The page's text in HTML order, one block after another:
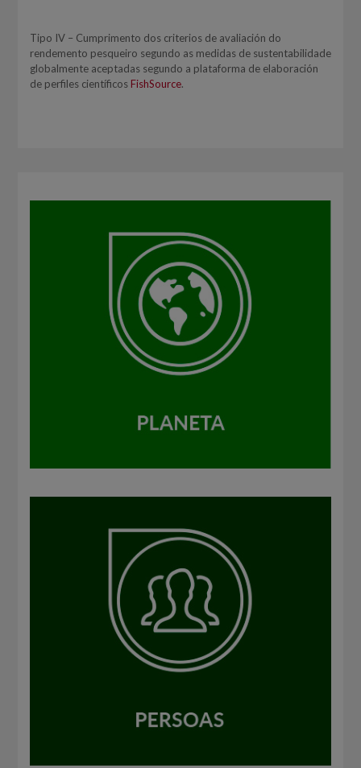
Tipo IV – Cumprimento dos criterios de avaliación do
rendemento pesqueiro segundo as medidas de sustentabilidade
globalmente aceptadas segundo a plataforma de elaboración
de perfiles científicosFishSource.